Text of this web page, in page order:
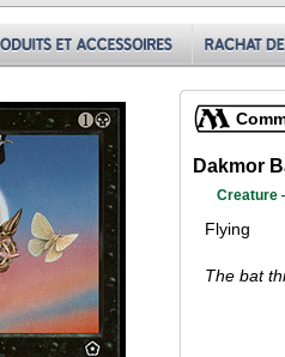
Dakmor
Creature
Flying
The bat